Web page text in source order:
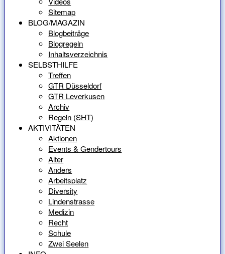
Sitemap
BLOG/MAGAZIN
Blogbeiträge
Blogregeln
Inhaltsverzeichnis
SELBSTHILFE
Treffen
GTR Düsseldorf
GTR Leverkusen
Archiv
Regeln (SHT)
AKTIVITÄTEN
Aktionen
Events & Gendertours
Alter
Anders
Arbeitsplatz
Diversity
Lindenstrasse
Medizin
Recht
Schule
Zwei Seelen